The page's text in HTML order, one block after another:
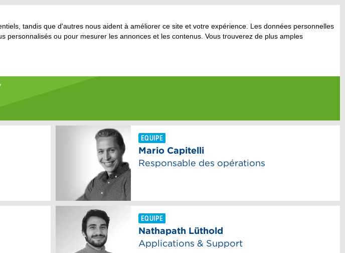
tandis que d'autres nous aident à améliorer ce site et votre expérience. Les données personnelles
ou pour mesurer les annonces et les contenus. Vous trouverez de plus amples